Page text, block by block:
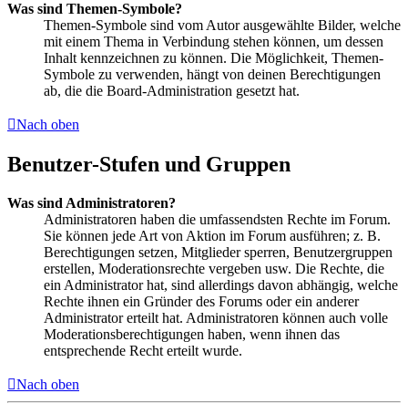
Was sind Themen-Symbole?
Themen-Symbole sind vom Autor ausgewählte Bilder, welche
mit einem Thema in Verbindung stehen können, um dessen
Inhalt kennzeichnen zu können. Die Möglichkeit, Themen-
Symbole zu verwenden, hängt von deinen Berechtigungen
ab, die die Board-Administration gesetzt hat.
Nach oben
Benutzer-Stufen und Gruppen
Was sind Administratoren?
Administratoren haben die umfassendsten Rechte im Forum.
Sie können jede Art von Aktion im Forum ausführen; z. B.
Berechtigungen setzen, Mitglieder sperren, Benutzergruppen
erstellen, Moderationsrechte vergeben usw. Die Rechte, die
ein Administrator hat, sind allerdings davon abhängig, welche
Rechte ihnen ein Gründer des Forums oder ein anderer
Administrator erteilt hat. Administratoren können auch volle
Moderationsberechtigungen haben, wenn ihnen das
entsprechende Recht erteilt wurde.
Nach oben